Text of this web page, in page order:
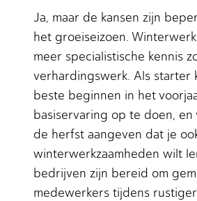
Ja, maar de kansen zijn
het groeiseizoen.
meer specialistische kennis
verhardingswerk. Als starter
beste beginnen in het
basiservaring op te doen, en
de herfst aangeven dat je
winterwerkzaamheden wilt
bedrijven zijn bereid om
medewerkers tijdens